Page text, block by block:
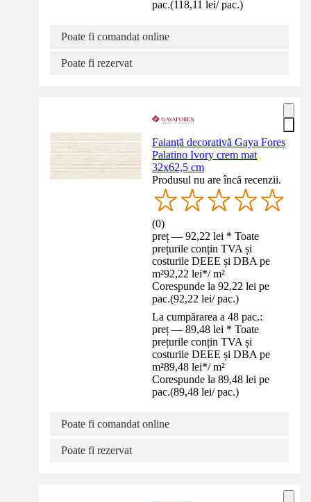
pac.(118,11 lei/ pac.)
Poate fi comandat online
Poate fi rezervat
Faianță decorativă Gaya Fores
Palatino Ivory crem mat
32x62,5 cm
Produsul nu are încă recenzii.
(0)
preț — 92,22 lei * Toate
prețurile conțin TVA și
costurile DEEE și DBA pe
m²92,22 lei*/ m²
Corespunde la 92,22 lei pe
pac.(92,22 lei/ pac.)
La cumpărarea a 48 pac.:
preț — 89,48 lei * Toate
prețurile conțin TVA și
costurile DEEE și DBA pe
m²89,48 lei*/ m²
Corespunde la 89,48 lei pe
pac.(89,48 lei/ pac.)
Poate fi comandat online
Poate fi rezervat